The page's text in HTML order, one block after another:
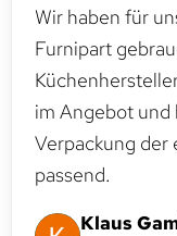
Wir haben für
Furnipart
im Angebot und
Verpackung der
passend.
Klaus